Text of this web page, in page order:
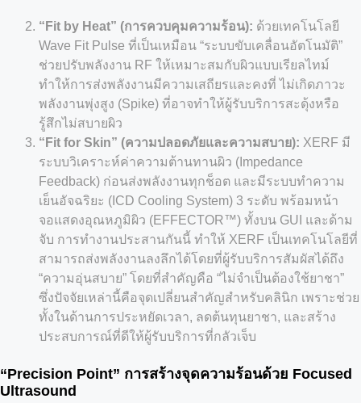
“Fit by Heat” (การควบคุมความร้อน): ด้วยเทคโนโลยี
Wave Fit Pulse ที่เป็นเหมือน “ระบบขับเคลื่อนอัตโนมัติ”
ช่วยปรับพลังงาน RF ให้เหมาะสมกับผิวแบบเรียลไทม์
ทำให้การส่งพลังงานมีความเสถียรและคงที่ ไม่เกิดภาวะ
พลังงานพุ่งสูง (Spike) ที่อาจทำให้ผู้รับบริการสะดุ้งหรือ
รู้สึกไม่สบายผิว
“Fit for Skin” (ความปลอดภัยและความสบาย): XERF มี
ระบบวิเคราะห์ค่าความต้านทานผิว (Impedance
Feedback) ก่อนส่งพลังงานทุกช็อต และมีระบบทำความ
เย็นอัจฉริยะ (ICD Cooling System) 3 ระดับ พร้อมหน้า
จอแสดงอุณหภูมิผิว (EFFECTOR™) ทั้งบน GUI และด้าม
จับ การทำงานประสานกันนี้ ทำให้ XERF เป็นเทคโนโลยีที่
สามารถส่งพลังงานลงลึกได้โดยที่ผู้รับบริการสัมผัสได้ถึง
“ความอุ่นสบาย” โดยที่สำคัญคือ “ไม่จำเป็นต้องใช้ยาชา”
ซึ่งปัจจัยเหล่านี้คือจุดเปลี่ยนสำคัญสำหรับคลินิก เพราะช่วย
ทั้งในด้านการประหยัดเวลา, ลดต้นทุนยาชา, และสร้าง
ประสบการณ์ที่ดีให้ผู้รับบริการที่กลัวเจ็บ
“Precision Point” การสร้างจุดความร้อนด้วย Focused
Ultrasound